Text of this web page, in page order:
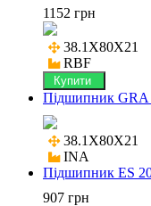
1152 грн
38.1X80X21
RBF
Купити
Підшипник GRA
38.1X80X21
INA
Підшипник ES
907 грн